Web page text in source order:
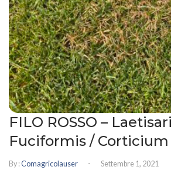
FILO ROSSO –
Fuciformis /
By : Comagricolauser - Settembre 1, 2021